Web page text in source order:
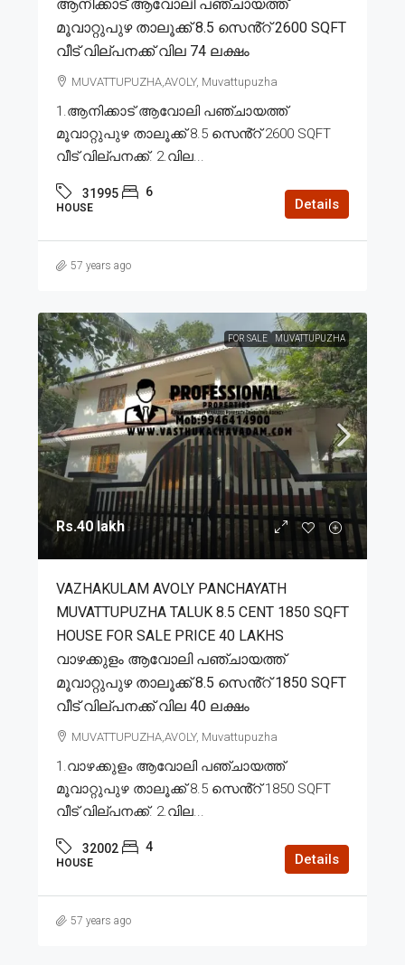
ആനിക്കാട് ആവോലി പഞ്ചായത്ത്
മൂവാറ്റുപുഴ താലൂക്ക് 8.5 സെൻ്റ് 2600 SQFT
വീട് വില്പനക്ക് വില 74 ലക്ഷം
MUVATTUPUZHA,AVOLY, Muvattupuzha
1.ആനിക്കാട് ആവോലി പഞ്ചായത്ത്
മൂവാറ്റുപുഴ താലൂക്ക് 8.5 സെൻ്റ് 2600 SQFT
വീട് വില്പനക്ക്. 2.വില...
31995 6
HOUSE Details
57 years ago
FOR SALE MUVATTUPUZHA
Rs.40 lakh
VAZHAKULAM AVOLY PANCHAYATH
MUVATTUPUZHA TALUK 8.5 CENT 1850 SQFT
HOUSE FOR SALE PRICE 40 LAKHS
വാഴക്കുളം ആവോലി പഞ്ചായത്ത്
മൂവാറ്റുപുഴ താലൂക്ക് 8.5 സെൻ്റ് 1850 SQFT
വീട് വില്പനക്ക് വില 40 ലക്ഷം
MUVATTUPUZHA,AVOLY, Muvattupuzha
1.വാഴക്കുളം ആവോലി പഞ്ചായത്ത്
മൂവാറ്റുപുഴ താലൂക്ക് 8.5 സെൻ്റ് 1850 SQFT
വീട് വില്പനക്ക്. 2.വില...
32002 4
HOUSE Details
57 years ago